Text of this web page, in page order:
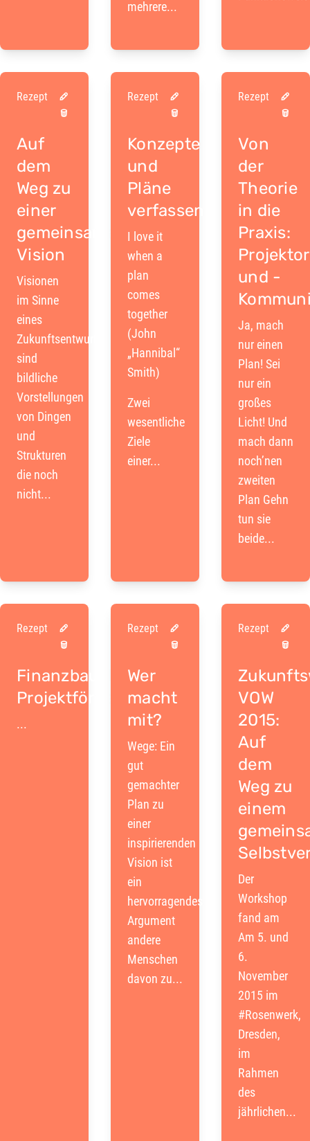
mehrere...
Rezept
Auf
dem
Weg zu
einer
gemeinsamen
Vision
Visionen
im Sinne
eines
Zukunftsentwurfes
sind
bildliche
Vorstellungen
von Dingen
und
Strukturen
die noch
nicht...
Rezept
Konzepte
und
Pläne
verfassen
I love it
when a
plan
comes
together
(John
„Hannibal“
Smith)
Zwei
wesentliche
Ziele
einer...
Rezept
Von
der
Theorie
in die
Praxis:
und -
Ja, mach
nur einen
Plan! Sei
nur ein
großes
Licht! Und
mach dann
noch’nen
zweiten
Plan Gehn
tun sie
beide...
Rezept
Finanzbaustein:
Projektförderung
...
Rezept
Wer
macht
mit?
Wege: Ein
gut
gemachter
Plan zu
einer
inspirierenden
Vision ist
ein
hervorragendes
Argument
andere
Menschen
davon zu...
Rezept
VOW
2015:
Auf
dem
Weg zu
einem
Der
Workshop
fand am
Am 5. und
6.
November
2015 im
#Rosenwerk,
Dresden,
im
Rahmen
des
jährlichen...